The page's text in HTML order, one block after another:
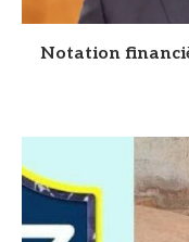
Notation